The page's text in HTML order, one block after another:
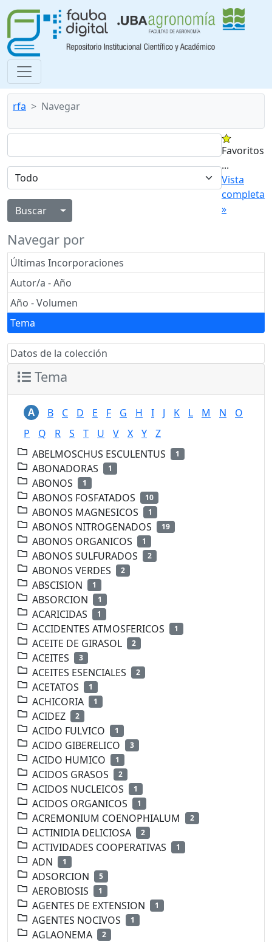
rfa Navegar
Alternar menú desplegable
Favoritos
...
Vista
completa
»
Navegar por
Últimas Incorporaciones
Autor/a - Año
Año - Volumen
Tema
Datos de la colección
Tema
A B C D E F G H I J K L M N
O
P
Q R S T U V X Y
Z
ABELMOSCHUS ESCULENTUS
1
ABONADORAS 1
ABONOS 1
ABONOS FOSFATADOS 10
ABONOS MAGNESICOS 1
ABONOS NITROGENADOS 19
ABONOS ORGANICOS 1
ABONOS SULFURADOS 2
ABONOS VERDES 2
ABSCISION 1
ABSORCION 1
ACARICIDAS 1
ACCIDENTES ATMOSFERICOS 1
ACEITE DE GIRASOL 2
ACEITES 3
ACEITES ESENCIALES 2
ACETATOS 1
ACHICORIA 1
ACIDEZ 2
ACIDO FULVICO 1
ACIDO GIBERELICO 3
ACIDO HUMICO 1
ACIDOS GRASOS 2
ACIDOS NUCLEICOS 1
ACIDOS ORGANICOS 1
ACREMONIUM COENOPHIALUM 2
ACTINIDIA DELICIOSA 2
ACTIVIDADES COOPERATIVAS 1
ADN 1
ADSORCION 5
AEROBIOSIS 1
AGENTES DE EXTENSION 1
AGENTES NOCIVOS 1
AGLAONEMA 2